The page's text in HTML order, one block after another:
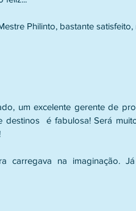
Philinto, bastante
um excelente gerente de
é fabulosa! Será
carregava na imaginação.